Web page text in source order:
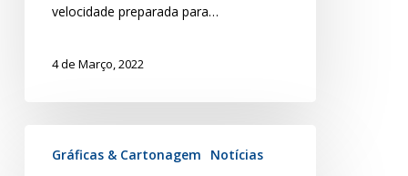
velocidade preparada para…
4 de Março, 2022
Gráficas & Cartonagem Notícias